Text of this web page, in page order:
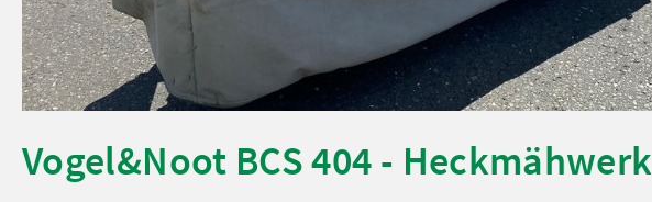
Vogel&Noot BCS 404 - Heckmähwerk